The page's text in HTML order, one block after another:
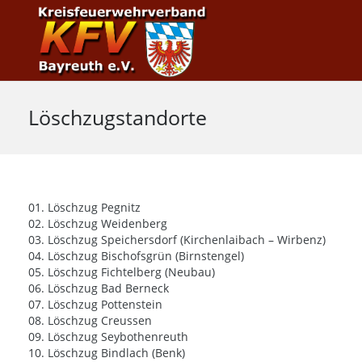
Löschzugstandorte
01. Löschzug Pegnitz
02. Löschzug Weidenberg
03. Löschzug Speichersdorf (Kirchenlaibach – Wirbenz)
04. Löschzug Bischofsgrün (Birnstengel)
05. Löschzug Fichtelberg (Neubau)
06. Löschzug Bad Berneck
07. Löschzug Pottenstein
08. Löschzug Creussen
09. Löschzug Seybothenreuth
10. Löschzug Bindlach (Benk)